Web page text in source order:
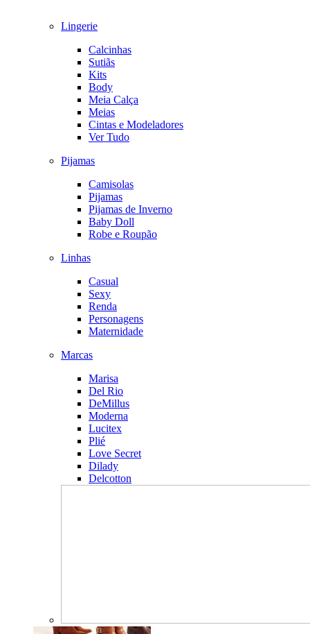
Lingerie
Calcinhas
Sutiãs
Kits
Body
Meia Calça
Meias
Cintas e Modeladores
Ver Tudo
Pijamas
Camisolas
Pijamas
Pijamas de Inverno
Baby Doll
Robe e Roupão
Linhas
Casual
Sexy
Renda
Personagens
Maternidade
Marcas
Marisa
Del Rio
DeMillus
Moderna
Lucitex
Plié
Love Secret
Dilady
Delcotton